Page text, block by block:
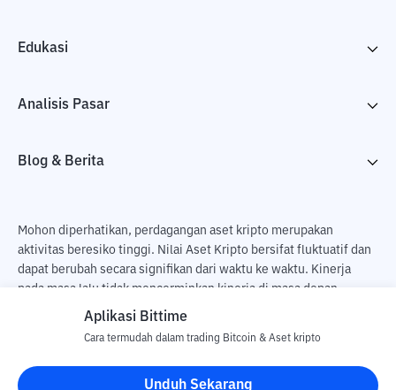
Edukasi
Analisis Pasar
Blog & Berita
Mohon diperhatikan, perdagangan aset kripto merupakan
aktivitas beresiko tinggi. Nilai Aset Kripto bersifat fluktuatif dan
dapat berubah secara signifikan dari waktu ke waktu. Kinerja
pada masa lalu tidak mencerminkan kinerja di masa depan.
Terdapat risiko kehilangan sebagai dampak dari membeli dan
pengguna. PT Utama Aset Digital Indonesia (Bittime) tidak
bertanggung jawab atas perubahan fluktuasi dari nilai tukar Aset
Kripto.
Aplikasi Bittime
Cara termudah dalam trading Bitcoin & Aset kripto
Unduh Sekarang